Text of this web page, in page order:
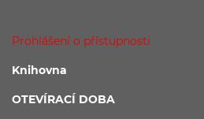
Prohlášení o přístupnosti
Knihovna
OTEVÍRACÍ DOBA